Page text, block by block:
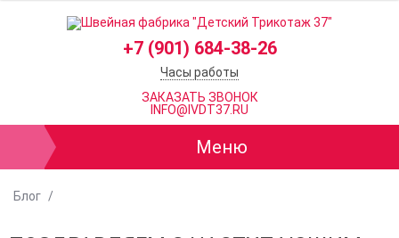
+7 (901) 684-38-26
Часы работы
ЗАКАЗАТЬ ЗВОНОК
INFO@IVDT37.RU
Меню
Блог /